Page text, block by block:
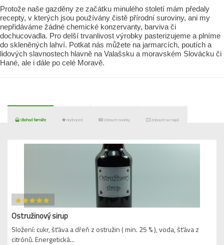
Protože naše gazděny ze začátku minulého století mám předaly
recepty, v kterých jsou používány čistě přírodní suroviny, ani my
nepřidáváme žádné chemické konzervanty, barviva či
dochucovadla. Pro delší trvanlivost výrobky pasterizujeme a plníme
do skleněných lahví. Potkat nás můžete na jarmarcích, poutích a
lidových slavnostech hlavně na Valašsku a moravském Slovácku či
Hané, ale i dále po celé Moravě.
Obchod farmáře Hodnocení Zobrazit novinky Zobrazit na mapě
Ostružinový sirup
Složení: cukr, šťáva a dřeň z ostružin ( min. 25 % ), voda, šťáva z
citrónů. Energetická...